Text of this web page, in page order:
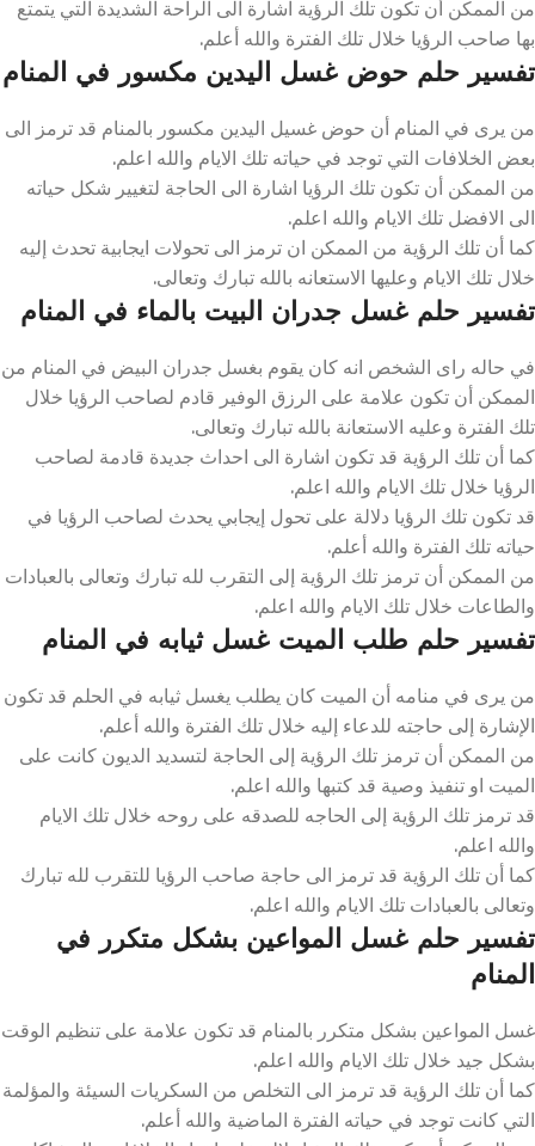
من الممكن أن تكون تلك الرؤية اشارة الى الراحة الشديدة التي يتمتع
بها صاحب الرؤيا خلال تلك الفترة والله أعلم.
تفسير حلم حوض غسل اليدين مكسور في المنام
من يرى في المنام أن حوض غسيل اليدين مكسور بالمنام قد ترمز الى
بعض الخلافات التي توجد في حياته تلك الايام والله اعلم.
من الممكن أن تكون تلك الرؤيا اشارة الى الحاجة لتغيير شكل حياته
الى الافضل تلك الايام والله اعلم.
كما أن تلك الرؤية من الممكن ان ترمز الى تحولات ايجابية تحدث إليه
خلال تلك الايام وعليها الاستعانه بالله تبارك وتعالى.
تفسير حلم غسل جدران البيت بالماء في المنام
في حاله راى الشخص انه كان يقوم بغسل جدران البيض في المنام من
الممكن أن تكون علامة على الرزق الوفير قادم لصاحب الرؤيا خلال
تلك الفترة وعليه الاستعانة بالله تبارك وتعالى.
كما أن تلك الرؤية قد تكون اشارة الى احداث جديدة قادمة لصاحب
الرؤيا خلال تلك الايام والله اعلم.
قد تكون تلك الرؤيا دلالة على تحول إيجابي يحدث لصاحب الرؤيا في
حياته تلك الفترة والله أعلم.
من الممكن أن ترمز تلك الرؤية إلى التقرب لله تبارك وتعالى بالعبادات
والطاعات خلال تلك الايام والله اعلم.
تفسير حلم طلب الميت غسل ثيابه في المنام
من يرى في منامه أن الميت كان يطلب يغسل ثيابه في الحلم قد تكون
الإشارة إلى حاجته للدعاء إليه خلال تلك الفترة والله أعلم.
من الممكن أن ترمز تلك الرؤية إلى الحاجة لتسديد الديون كانت على
الميت او تنفيذ وصية قد كتبها والله اعلم.
قد ترمز تلك الرؤية إلى الحاجه للصدقه على روحه خلال تلك الايام
والله اعلم.
كما أن تلك الرؤية قد ترمز الى حاجة صاحب الرؤيا للتقرب لله تبارك
وتعالى بالعبادات تلك الايام والله اعلم.
تفسير حلم غسل المواعين بشكل متكرر في
المنام
غسل المواعين بشكل متكرر بالمنام قد تكون علامة على تنظيم الوقت
بشكل جيد خلال تلك الايام والله اعلم.
كما أن تلك الرؤية قد ترمز الى التخلص من السكريات السيئة والمؤلمة
التي كانت توجد في حياته الفترة الماضية والله أعلم.